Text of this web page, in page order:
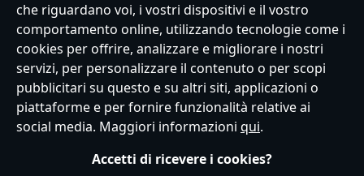
Servizio Clienti Termini d'Uso Trova Negozio
Mappa del Sito
Normativa Europea sul trattamento dei dati personali
Informativa sulla privacy
Politica dei Cookie
Informativa sulla privacy UE
Termini e Condizioni generali
Gestisci le impostazioni dei Cookies
s172 Statements
che riguardano voi, i vostri dispositivi e il vostro
comportamento online, utilizzando tecnologie come i
cookies per offrire, analizzare e migliorare i nostri
servizi, per personalizzare il contenuto o per scopi
pubblicitari su questo e su altri siti, applicazioni o
piattaforme e per fornire funzionalità relative ai
social media. Maggiori informazioni qui.
Accetti di ricevere i cookies?